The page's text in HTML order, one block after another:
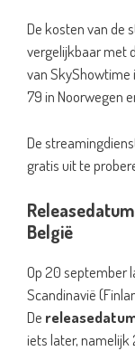
De kosten van de
vergelijkbaar met
van SkyShowtime
79 in Noorwegen
De
gratis uit te
België
Op 20 september
Scandinavië
De
iets later, namelijk